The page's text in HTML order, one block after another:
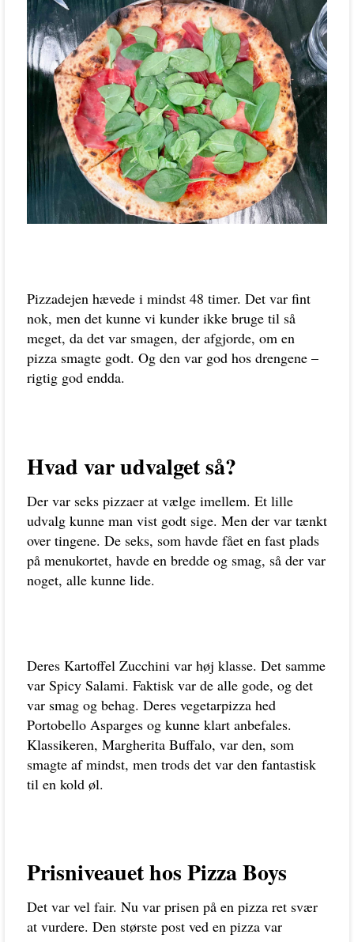
Pizzadejen hævede i mindst 48 timer. Det var fint
nok, men det kunne vi kunder ikke bruge til så
meget, da det var smagen, der afgjorde, om en
pizza smagte godt. Og den var god hos drengene –
rigtig god endda.
Hvad var udvalget så?
Der var seks pizzaer at vælge imellem. Et lille
udvalg kunne man vist godt sige. Men der var tænkt
over tingene. De seks, som havde fået en fast plads
på menukortet, havde en bredde og smag, så der var
noget, alle kunne lide.
Deres Kartoffel Zucchini var høj klasse. Det samme
var Spicy Salami. Faktisk var de alle gode, og det
var smag og behag. Deres vegetarpizza hed
Portobello Asparges og kunne klart anbefales.
Klassikeren, Margherita Buffalo, var den, som
smagte af mindst, men trods det var den fantastisk
til en kold øl.
Prisniveauet hos Pizza Boys
Det var vel fair. Nu var prisen på en pizza ret svær
at vurdere. Den største post ved en pizza var